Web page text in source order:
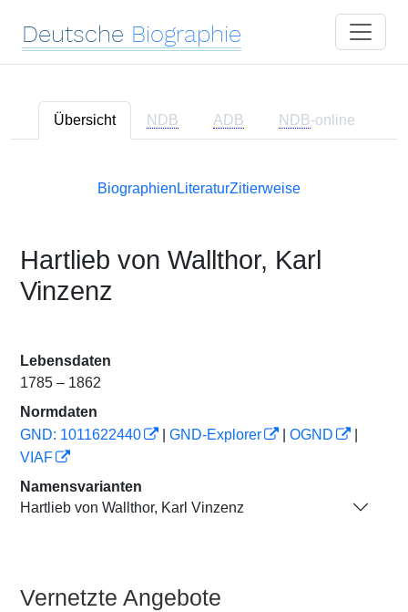
Deutsche Biographie
Übersicht NDB ADB NDB-online
Biographien LiteraturZitierweise
Hartlieb von Wallthor, Karl
Vinzenz
Lebensdaten
1785 – 1862
Normdaten
GND: 1011622440
GND-Explorer OGND
VIAF
Namensvarianten
Hartlieb von Wallthor, Karl Vinzenz
Vernetzte Angebote